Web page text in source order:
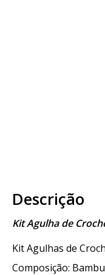
Descrição
Kit Agulha de
Kit Agulhas de
Composição: Bambu